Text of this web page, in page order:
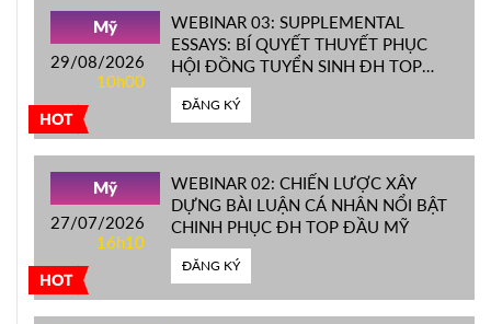
HOT
Mỹ
29/08/2026
10h00
WEBINAR 03: SUPPLEMENTAL
ESSAYS: BÍ QUYẾT THUYẾT PHỤC
HỘI ĐỒNG TUYỂN SINH ĐH TOP
ĐẦU MỸ
ĐĂNG KÝ
HOT
Mỹ
27/07/2026
16h10
WEBINAR 02: CHIẾN LƯỢC XÂY
DỰNG BÀI LUẬN CÁ NHÂN NỔI BẬT
CHINH PHỤC ĐH TOP ĐẦU MỸ
ĐĂNG KÝ